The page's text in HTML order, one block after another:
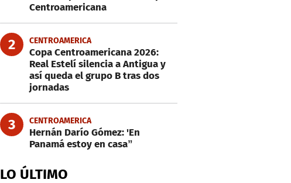
Centroamericana
2 CENTROAMERICA
Copa Centroamericana 2026:
Real Estelí silencia a Antigua y
así queda el grupo B tras dos
jornadas
3 CENTROAMERICA
Hernán Darío Gómez: 'En
Panamá estoy en casa”
LO ÚLTIMO